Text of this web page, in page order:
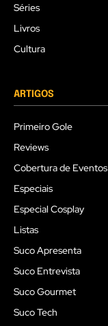
Séries
Livros
Cultura
ARTIGOS
Primeiro Gole
Reviews
Cobertura de Eventos
Especiais
Especial Cosplay
Listas
Suco Apresenta
Suco Entrevista
Suco Gourmet
Suco Tech